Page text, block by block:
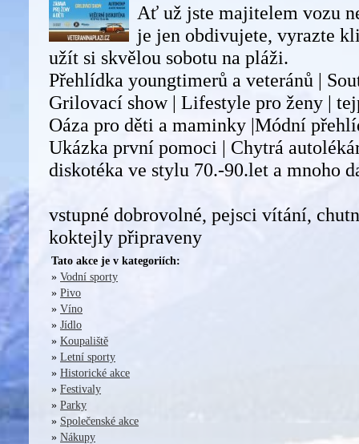
Ať už jste majitelem vozu
je jen obdivujete, vyrazte
užít si skvělou sobotu na pláži.
Přehlídka youngtimerů a veteránů |
Grilovací show | Lifestyle pro ženy |
Oáza pro děti a maminky |Módní
Ukázka první pomoci | Chytrá
diskotéka ve stylu 70.-90.let a mnoho
vstupné dobrovolné, pejsci vítání,
koktejly připraveny
Tato akce je v kategoriích:
» Vodní sporty
» Pivo
» Víno
» Jídlo
» Koupaliště
» Letní sporty
» Historické akce
» Festivaly
» Parky
» Společenské akce
» Nákupy